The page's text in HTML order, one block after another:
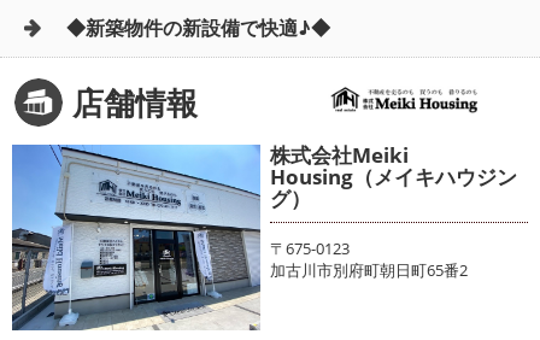
◆新築物件の新設備で快適♪◆
店舗情報
株式会社Meiki
Housing（メイキハウジン
グ）
〒675-0123
加古川市別府町朝日町65番2